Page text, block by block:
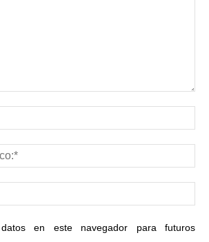
en este navegador para futuros